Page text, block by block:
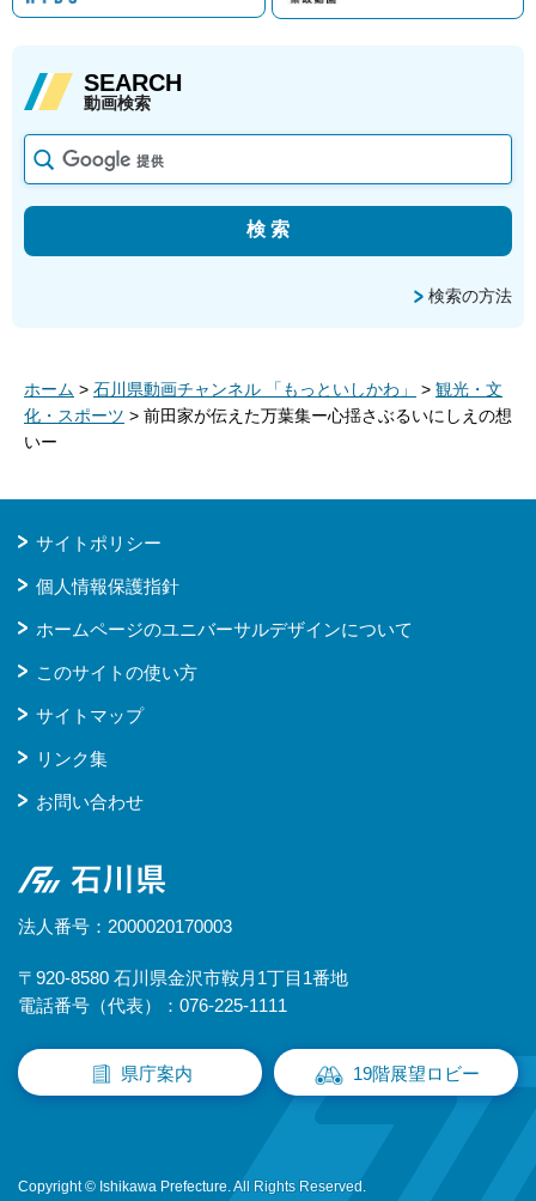
SEARCH
動画検索
検索の方法
ホーム > 石川県動画チャンネル 「もっといしかわ」 > 観光・文
化・スポーツ > 前田家が伝えた万葉集ー心揺さぶるいにしえの想
いー
サイトポリシー
個人情報保護指針
ホームページのユニバーサルデザインについて
このサイトの使い方
サイトマップ
リンク集
お問い合わせ
石川県
法人番号：2000020170003
〒920-8580 石川県金沢市鞍月1丁目1番地
電話番号（代表）：076-225-1111
県庁案内 19階展望ロビー
Copyright © Ishikawa Prefecture. All Rights Reserved.